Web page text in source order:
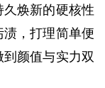
焕新的硬核性
，打理简单便
颜值与实力双